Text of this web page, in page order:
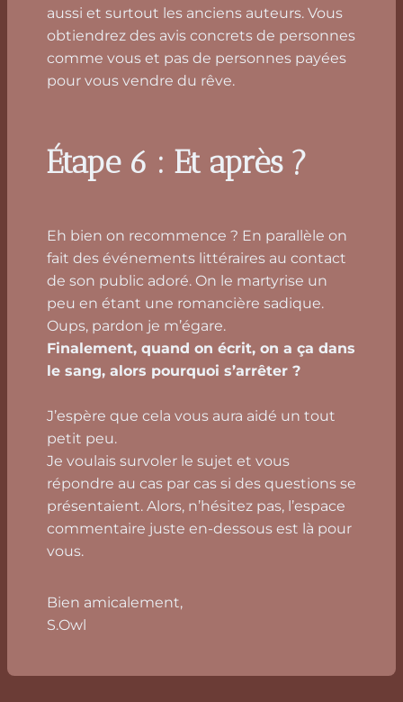
aussi et surtout les anciens auteurs. Vous
obtiendrez des avis concrets de personnes
comme vous et pas de personnes payées
pour vous vendre du rêve.
Étape 6 : Et après ?
Eh bien on recommence ? En parallèle on
fait des événements littéraires au contact
de son public adoré. On le martyrise un
peu en étant une romancière sadique.
Oups, pardon je m’égare.
Finalement, quand on écrit, on a ça dans
le sang, alors pourquoi s’arrêter ?
J’espère que cela vous aura aidé un tout
petit peu.
Je voulais survoler le sujet et vous
répondre au cas par cas si des questions se
présentaient. Alors, n’hésitez pas, l’espace
commentaire juste en-dessous est là pour
vous.
Bien amicalement,
S.Owl